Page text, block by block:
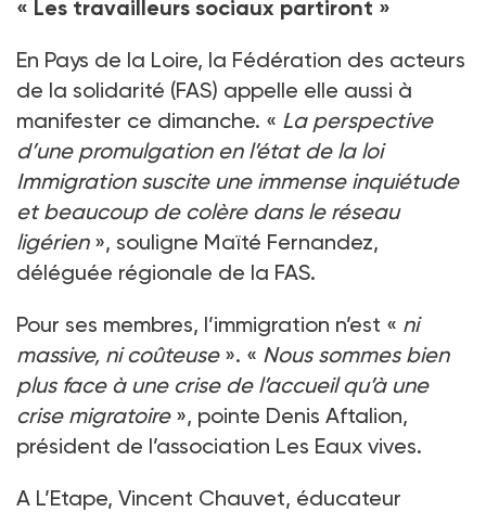
« Les travailleurs sociaux partiront »
En Pays de la Loire, la Fédération des acteurs
de la solidarité (FAS) appelle elle aussi à
manifester ce dimanche. « La perspective
d’une promulgation en l’état de la loi
Immigration suscite une immense inquiétude
et beaucoup de colère dans le réseau
ligérien», souligne Maïté Fernandez,
déléguée régionale de la FAS.
Pour ses membres, l’immigration n’est « ni
massive, ni coûteuse». « Nous sommes bien
plus face à une crise de l’accueil qu’à une
crise migratoire», pointe Denis Aftalion,
président de l’association Les Eaux vives.
A L’Etape, Vincent Chauvet, éducateur